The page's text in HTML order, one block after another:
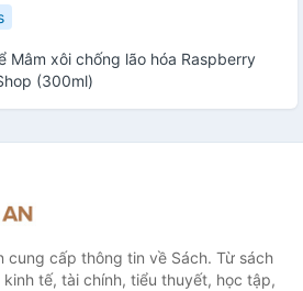
Mâm xôi chống lão hóa Raspberry
(300ml)
cung cấp thông tin về Sách. Từ sách
tế, tài chính, tiểu thuyết, học tập,